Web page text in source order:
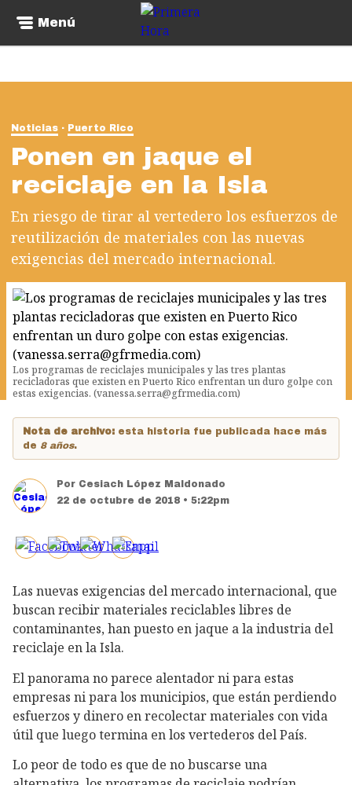
Menú
Noticias Puerto Rico
Ponen en jaque el
reciclaje en la Isla
En riesgo de tirar al vertedero los esfuerzos de
reutilización de materiales con las nuevas
exigencias del mercado internacional.
Los programas de reciclajes municipales y las tres plantas
recicladoras que existen en Puerto Rico enfrentan un duro golpe con
estas exigencias. (vanessa.serra@gfrmedia.com)
Nota de archivo: esta historia fue publicada hace más
de 8 años.
Por Cesiach López Maldonado
22 de octubre de 2018 • 5:22pm
Las nuevas exigencias del mercado internacional, que
buscan recibir materiales reciclables libres de
contaminantes, han puesto en jaque a la industria del
reciclaje en la Isla.
El panorama no parece alentador ni para estas
empresas ni para los municipios, que están perdiendo
esfuerzos y dinero en recolectar materiales con vida
útil que luego termina en los vertederos del País.
Lo peor de todo es que de no buscarse una